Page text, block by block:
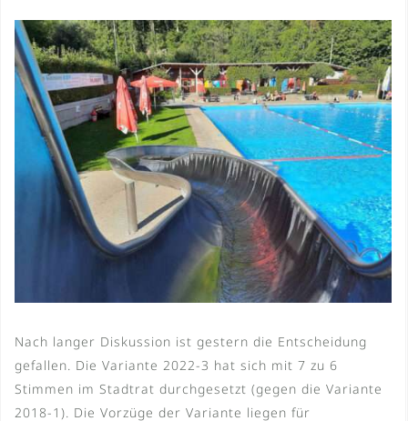
Nach langer Diskussion ist gestern die Entscheidung
gefallen. Die Variante 2022-3 hat sich mit 7 zu 6
Stimmen im Stadtrat durchgesetzt (gegen die Variante
2018-1). Die Vorzüge der Variante liegen für